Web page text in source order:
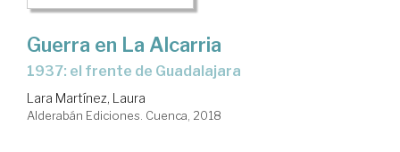
Guerra en La Alcarria
1937: el frente de Guadalajara
Lara Martínez, Laura
Alderabán Ediciones. Cuenca, 2018